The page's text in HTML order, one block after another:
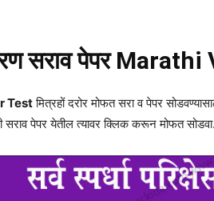
सराव पेपर Marathi
Testमित्रहों दरोर मोफत सरा व पेपर
सराव पेपर येतील त्यावर क्लिक करून मोफत